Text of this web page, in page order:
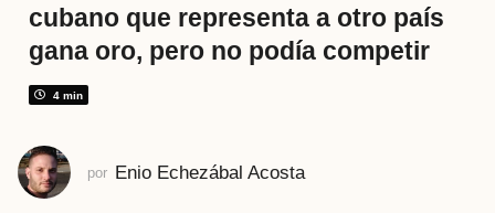
r
á
s
m
e
s
cubano que representa a otro país
gana oro, pero no podía competir
4 min
por Enio Echezábal Acosta